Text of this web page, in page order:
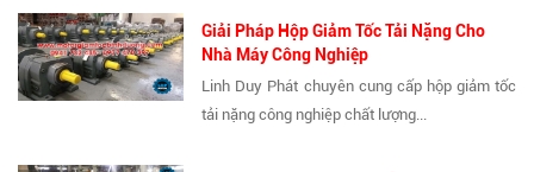
Giải Pháp Hộp Giảm Tốc Tải Nặng Cho
Nhà Máy Công Nghiệp
Linh Duy Phát chuyên cung cấp hộp giảm tốc
tải nặng công nghiệp chất lượng...